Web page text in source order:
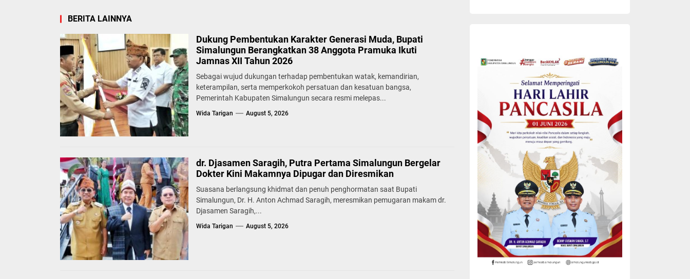
BERITA LAINNYA
Dukung Pembentukan Karakter Generasi Muda, Bupati
Simalungun Berangkatkan 38 Anggota Pramuka Ikuti
Jamnas XII Tahun 2026
Sebagai wujud dukungan terhadap pembentukan watak, kemandirian,
keterampilan, serta memperkokoh persatuan dan kesatuan bangsa,
Pemerintah Kabupaten Simalungun secara resmi melepas...
Wida Tarigan August 5, 2026
dr. Djasamen Saragih, Putra Pertama Simalungun Bergelar
Dokter Kini Makamnya Dipugar dan Diresmikan
Suasana berlangsung khidmat dan penuh penghormatan saat Bupati
Simalungun, Dr. H. Anton Achmad Saragih, meresmikan pemugaran makam dr.
Djasamen Saragih,...
Wida Tarigan August 5, 2026